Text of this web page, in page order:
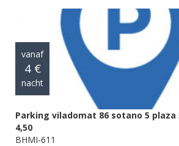
vanaf
4 €
nacht
Parking viladomat 86 sotano 5 plaza
4,50
BHMI-611